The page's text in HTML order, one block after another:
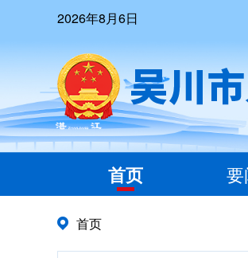
2026年8月6日
首页
首页